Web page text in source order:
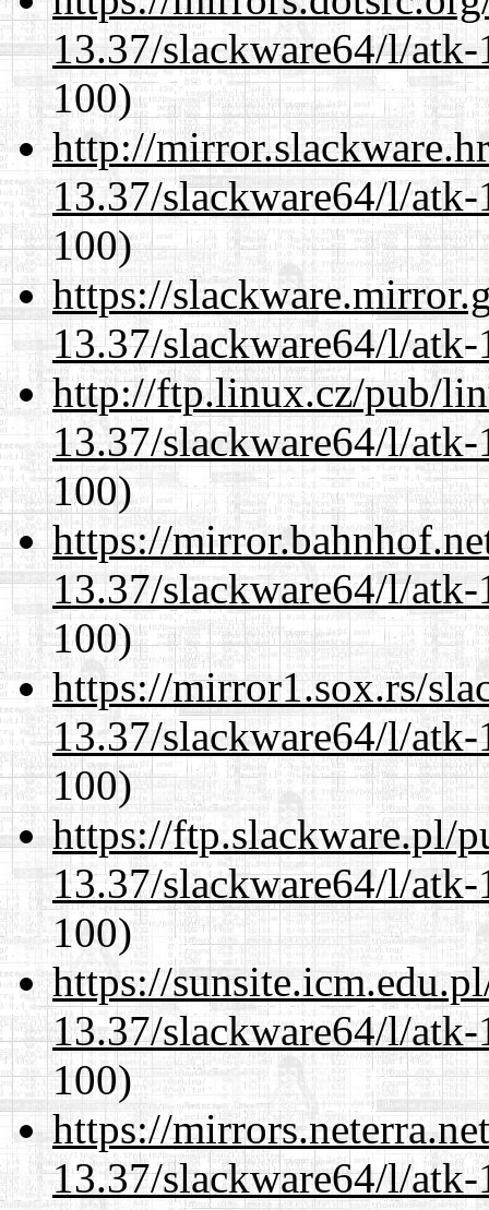
13.37/slackware64/l/
100)
http://
13.37/slackware64/l/
100)
https://
13.37/slackware64/l/
http://ftp.linux.cz/pub/
13.37/slackware64/l/
100)
https://
13.37/slackware64/l/
100)
https://mirror1.sox.rs/
13.37/slackware64/l/
100)
https://ftp.slackware.pl/
13.37/slackware64/l/
100)
https://
13.37/slackware64/l/
100)
https://
13.37/slackware64/l/